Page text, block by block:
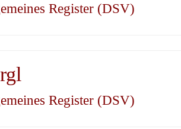
Register (DSV)
Register (DSV)